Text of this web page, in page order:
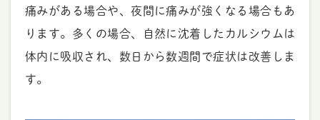
痛みがある場合や、夜間に痛みが強くなる場合もあ
ります。多くの場合、自然に沈着したカルシウムは
体内に吸収され、数日から数週間で症状は改善しま
す。